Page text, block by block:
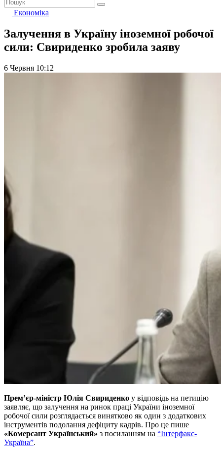
Економіка
Залучення в Україну іноземної робочої
сили: Свириденко зробила заяву
6 Червня 10:12
Прем’єр-міністр Юлія Свириденко у відповідь на петицію
заявляє, що залучення на ринок праці України іноземної
робочої сили розглядається винятково як один з додаткових
інструментів подолання дефіциту кадрів. Про це пише
«Комерсант Український» з посиланням на “Інтерфакс-
Україна”.